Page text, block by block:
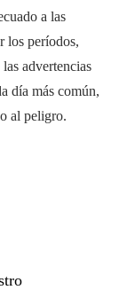
a las
los períodos,
advertencias
día más común,
al peligro.